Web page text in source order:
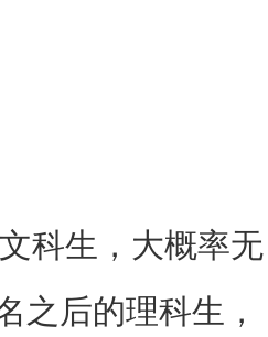
科生，大概率无
之后的理科生，